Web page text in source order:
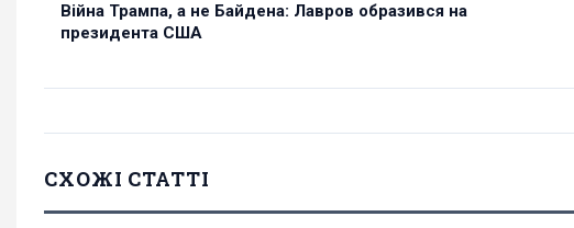
Війна Трампа, а не Байдена: Лавров образився на
президента США
СХОЖІ СТАТТІ